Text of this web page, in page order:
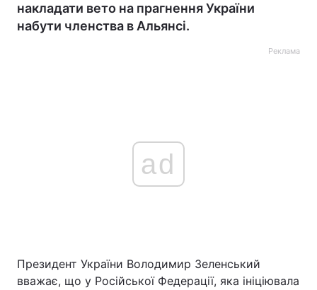
Україна Політика
накладати вето на прагнення України
набути членства в Альянсі.
Реклама
ad
Президент України Володимир Зеленський
вважає, що у Російської Федерації, яка ініціювала